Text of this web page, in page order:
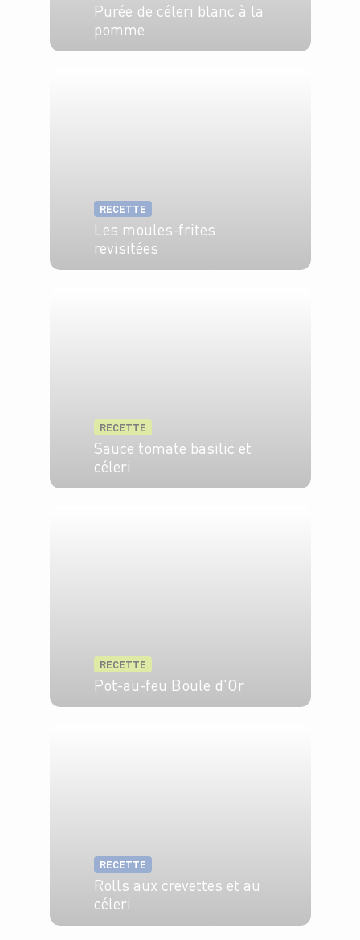
Purée de céleri blanc à la
pomme
RECETTE
Les moules-frites
revisitées
RECETTE
Sauce tomate basilic et
céleri
RECETTE
Pot-au-feu Boule d'Or
RECETTE
Rolls aux crevettes et au
céleri